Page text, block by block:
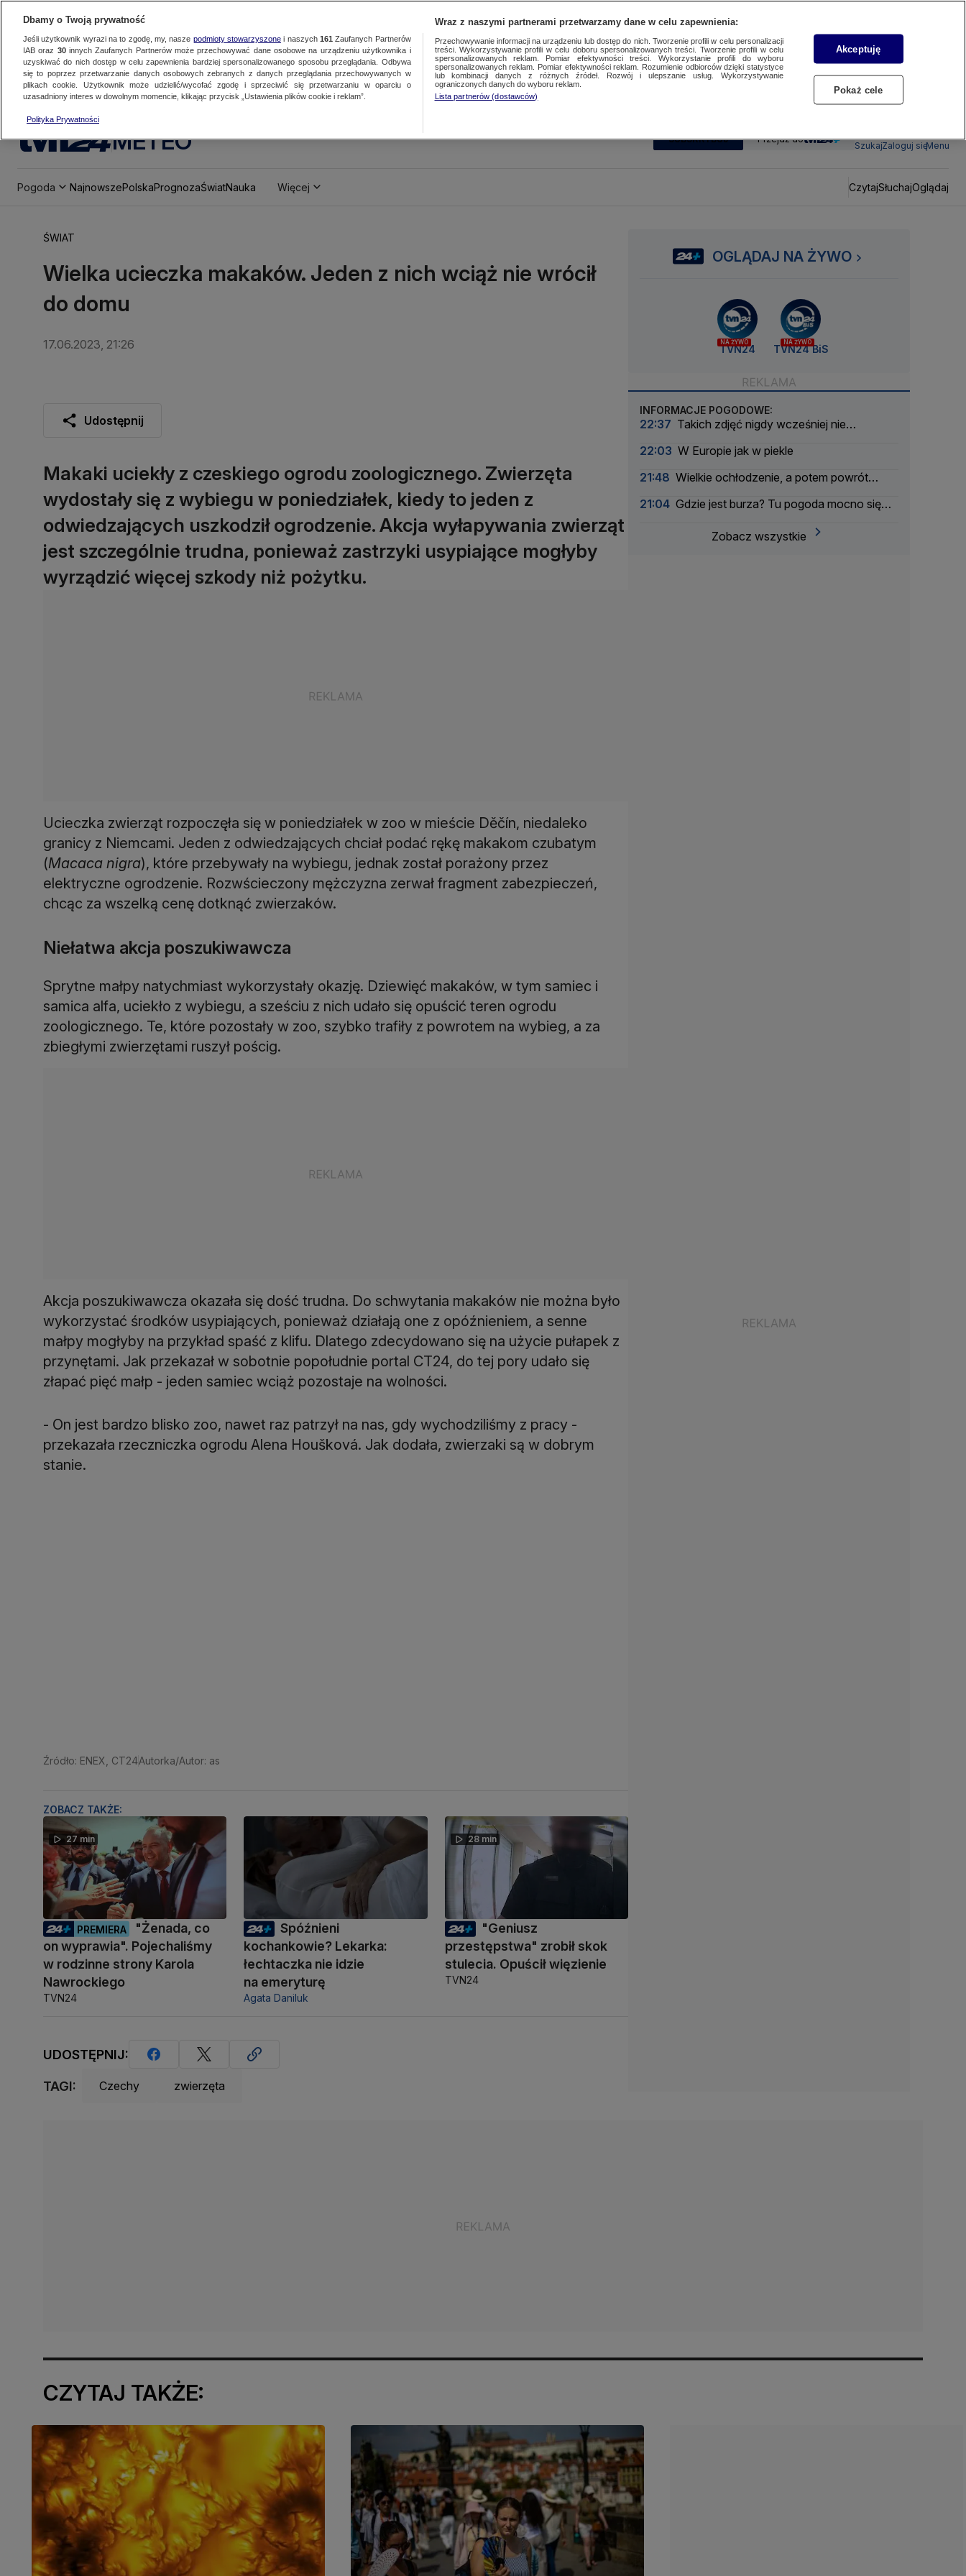
METEO SUBSKRYBUJ Przejdź do
SzukajZaloguj sięMenu
Pogoda NajnowszePolskaPrognozaŚwiatNauka Więcej CzytajSłuchajOglądaj
ŚWIAT
Wielka ucieczka makaków. Jeden z nich wciąż nie wrócił
do domu
17.06.2023, 21:26
Udostępnij
Makaki uciekły z czeskiego ogrodu zoologicznego. Zwierzęta
wydostały się z wybiegu w poniedziałek, kiedy to jeden z
odwiedzających uszkodził ogrodzenie. Akcja wyłapywania zwierząt
jest szczególnie trudna, ponieważ zastrzyki usypiające mogłyby
wyrządzić więcej szkody niż pożytku.
Ucieczka zwierząt rozpoczęła się w poniedziałek w zoo w mieście Děčín, niedaleko
granicy z Niemcami. Jeden z odwiedzających chciał podać rękę makakom czubatym
(Macaca nigra), które przebywały na wybiegu, jednak został porażony przez
elektryczne ogrodzenie. Rozwścieczony mężczyzna zerwał fragment zabezpieczeń,
chcąc za wszelką cenę dotknąć zwierzaków.
Niełatwa akcja poszukiwawcza
Sprytne małpy natychmiast wykorzystały okazję. Dziewięć makaków, w tym samiec i
samica alfa, uciekło z wybiegu, a sześciu z nich udało się opuścić teren ogrodu
zoologicznego. Te, które pozostały w zoo, szybko trafiły z powrotem na wybieg, a za
zbiegłymi zwierzętami ruszył pościg.
Akcja poszukiwawcza okazała się dość trudna. Do schwytania makaków nie można było
wykorzystać środków usypiających, ponieważ działają one z opóźnieniem, a senne
małpy mogłyby na przykład spaść z klifu. Dlatego zdecydowano się na użycie pułapek z
przynętami. Jak przekazał w sobotnie popołudnie portal CT24, do tej pory udało się
złapać pięć małp - jeden samiec wciąż pozostaje na wolności.
- On jest bardzo blisko zoo, nawet raz patrzył na nas, gdy wychodziliśmy z pracy -
przekazała rzeczniczka ogrodu Alena Houšková. Jak dodała, zwierzaki są w dobrym
stanie.
Źródło: ENEX, CT24Autorka/Autor: as
ZOBACZ TAKŻE:
27 min
PREMIERA
"Żenada, co
on wyprawia". Pojechaliśmy
w rodzinne strony Karola
Nawrockiego
TVN24
Spóźnieni
kochankowie? Lekarka:
łechtaczka nie idzie
na emeryturę
Agata Daniluk
28 min
"Geniusz
przestępstwa" zrobił skok
stulecia. Opuścił więzienie
TVN24
UDOSTĘPNIJ:
TAGI: Czechy zwierzęta
OGLĄDAJ NA ŻYWO
NA ŻYWO
TVN24
NA ŻYWO
TVN24 BiS
INFORMACJE POGODOWE:
22:37 Takich zdjęć nigdy wcześniej nie
22:03 W Europie jak w piekle
21:48 Wielkie ochłodzenie, a potem powrót
21:04 Gdzie jest burza? Tu pogoda mocno się
Zobacz wszystkie
CZYTAJ TAKŻE:
Dbamy o Twoją prywatność
Jeśli użytkownik wyrazi na to zgodę, my, nasze podmioty stowarzyszonei naszych 161 Zaufanych Partnerów
IAB oraz 30innych Zaufanych Partnerów może przechowywać dane osobowe na urządzeniu użytkownika i
uzyskiwać do nich dostęp w celu zapewnienia bardziej spersonalizowanego sposobu przeglądania. Odbywa
się to poprzez przetwarzanie danych osobowych zebranych z danych przeglądania przechowywanych w
plikach cookie. Użytkownik może udzielić/wycofać zgodę i sprzeciwić się przetwarzaniu w oparciu o
uzasadniony interes w dowolnym momencie, klikając przycisk „Ustawienia plików cookie i reklam”.
Polityka Prywatności
Wraz z naszymi partnerami przetwarzamy dane w celu zapewnienia:
Przechowywanie informacji na urządzeniu lub dostęp do nich. Tworzenie profili w celu personalizacji
treści. Wykorzystywanie profili w celu doboru spersonalizowanych treści. Tworzenie profili w celu
spersonalizowanych reklam. Pomiar efektywności treści. Wykorzystanie profili do wyboru
spersonalizowanych reklam. Pomiar efektywności reklam. Rozumienie odbiorców dzięki statystyce
lub kombinacji danych z różnych źródeł. Rozwój i ulepszanie usług. Wykorzystywanie
ograniczonych danych do wyboru reklam.
Lista partnerów (dostawców)
Akceptuję
Pokaż cele